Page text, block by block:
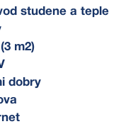
si kupujícího na
hypotečního servisu
individuálních
Zavolejte a
se na Vás!
studene a teple
m2)
dobry